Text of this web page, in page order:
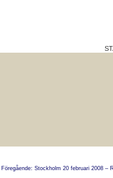
Föregående: Stockholm 20 februari 2008 –